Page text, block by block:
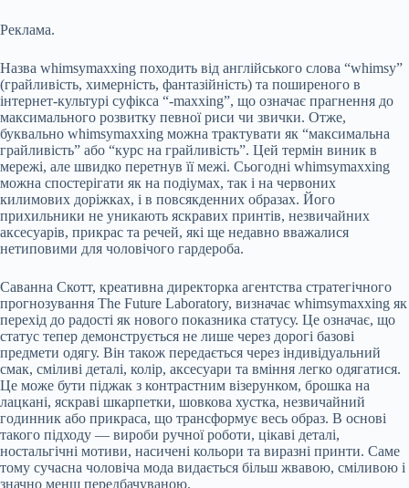
Реклама.
Назва whimsymaxxing походить від англійського слова “whimsy”
(грайливість, химерність, фантазійність) та поширеного в
інтернет-культурі суфікса “-maxxing”, що означає прагнення до
максимального розвитку певної риси чи звички. Отже,
буквально whimsymaxxing можна трактувати як “максимальна
грайливість” або “курс на грайливість”. Цей термін виник в
мережі, але швидко перетнув її межі. Сьогодні whimsymaxxing
можна спостерігати як на подіумах, так і на червоних
килимових доріжках, і в повсякденних образах. Його
прихильники не уникають яскравих принтів, незвичайних
аксесуарів, прикрас та речей, які ще недавно вважалися
нетиповими для чоловічого гардероба.
Саванна Скотт, креативна директорка агентства стратегічного
прогнозування The Future Laboratory, визначає whimsymaxxing як
перехід до радості як нового показника статусу. Це означає, що
статус тепер демонструється не лише через дорогі базові
предмети одягу. Він також передається через індивідуальний
смак, сміливі деталі, колір, аксесуари та вміння легко одягатися.
Це може бути піджак з контрастним візерунком, брошка на
лацкані, яскраві шкарпетки, шовкова хустка, незвичайний
годинник або прикраса, що трансформує весь образ. В основі
такого підходу — вироби ручної роботи, цікаві деталі,
ностальгічні мотиви, насичені кольори та виразні принти. Саме
тому сучасна чоловіча мода видається більш жвавою, сміливою і
значно менш передбачуваною.